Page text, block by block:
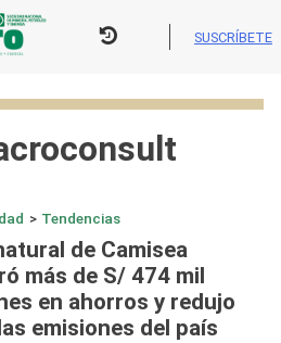
SUSCRÍBETE
> Tendencias
de Camisea
más de S/ 474 mil
en ahorros y redujo
emisiones del país